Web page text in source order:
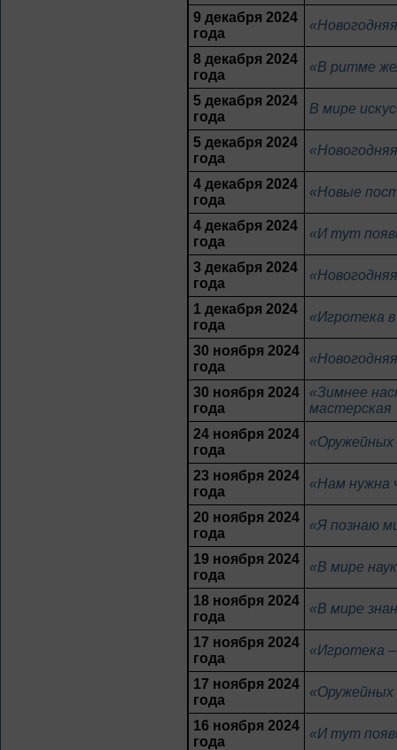
9 декабря 2024
года
8 декабря 2024
года
«В ритме
5 декабря 2024
года
В мире
5 декабря 2024
года
4 декабря 2024
года
«Новые
4 декабря 2024
года
«И тут
3 декабря 2024
года
1 декабря 2024
года
«Игротека
30 ноября 2024
года
30 ноября 2024
года
«Зимнее
мастерская
24 ноября 2024
года
«Оружейных
23 ноября 2024
года
«Нам нужна
20 ноября 2024
года
«Я познаю
19 ноября 2024
года
«В мире
18 ноября 2024
года
«В мире
17 ноября 2024
года
«Игротека
17 ноября 2024
года
«Оружейных
16 ноября 2024
года
«И тут